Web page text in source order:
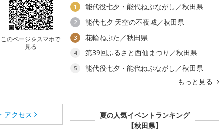
このページをスマホで
見る
アクセス
1 能代役七夕・能代ねぶながし／秋田県
2 能代七夕 天空の不夜城／秋田県
3 花輪ねぷた／秋田県
4 第39回ふるさと西仙まつり／秋田県
5
能代役七夕・能代ねぶながし／秋田県
もっと見る
夏の人気イベントランキング
【秋田県】